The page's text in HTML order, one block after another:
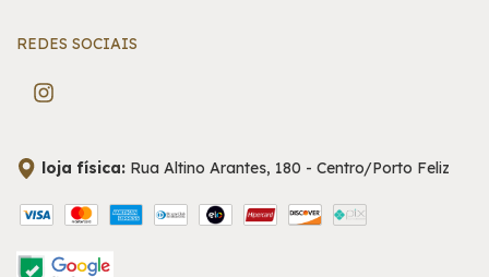
REDES SOCIAIS
loja física: Rua Altino Arantes, 180 - Centro/Porto Feliz